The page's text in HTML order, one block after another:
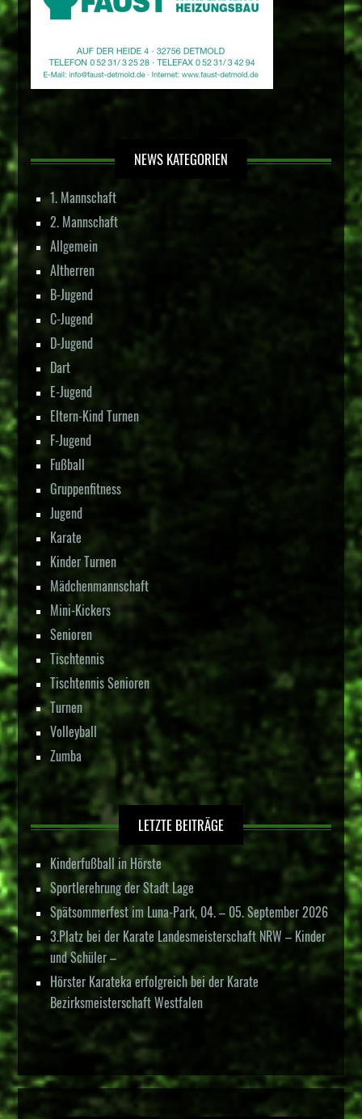
NEWS KATEGORIEN
1. Mannschaft
2. Mannschaft
Allgemein
Altherren
B-Jugend
C-Jugend
D-Jugend
Dart
E-Jugend
Eltern-Kind Turnen
F-Jugend
Fußball
Gruppenfitness
Jugend
Karate
Kinder Turnen
Mädchenmannschaft
Mini-Kickers
Senioren
Tischtennis
Tischtennis Senioren
Turnen
Volleyball
Zumba
LETZTE BEITRÄGE
Kinderfußball in Hörste
Sportlerehrung der Stadt Lage
Spätsommerfest im Luna-Park, 04. – 05. September 2026
3.Platz bei der Karate Landesmeisterschaft NRW – Kinder
und Schüler –
Hörster Karateka erfolgreich bei der Karate
Bezirksmeisterschaft Westfalen